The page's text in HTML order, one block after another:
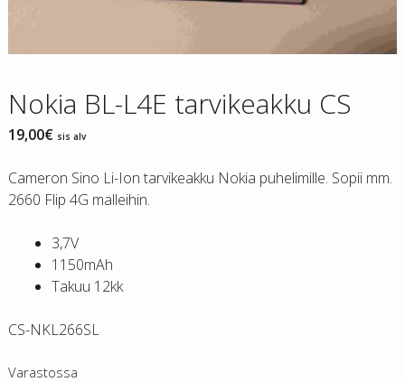
Nokia BL-L4E tarvikeakku CS
19,00€ sis alv
Cameron Sino Li-Ion tarvikeakku Nokia puhelimille. Sopii mm.
2660 Flip 4G malleihin.
3,7V
1150mAh
Takuu 12kk
CS-NKL266SL
Varastossa